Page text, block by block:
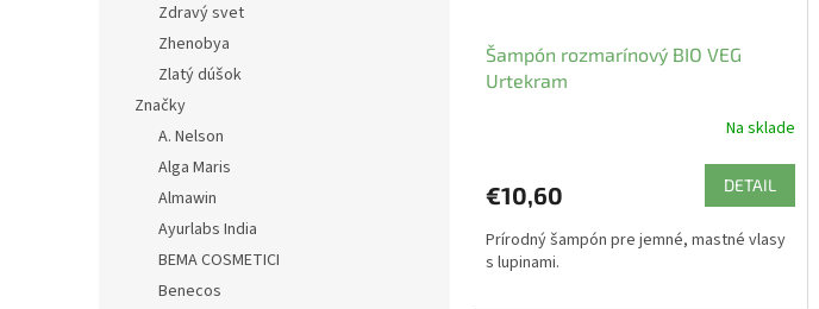
Zdravý svet
Zhenobya
Zlatý dúšok
Značky
A. Nelson
Alga Maris
Almawin
Ayurlabs India
BEMA COSMETICI
Benecos
Šampón rozmarínový BIO VEG
Urtekram
Na sklade
€10,60 DETAIL
Prírodný šampón pre jemné, mastné vlasy
s lupinami.